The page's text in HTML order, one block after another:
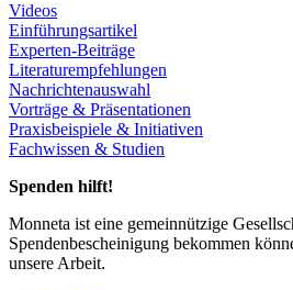
Videos
Einführungsartikel
Experten-Beiträge
Literaturempfehlungen
Nachrichtenauswahl
Vorträge & Präsentationen
Praxisbeispiele & Initiativen
Fachwissen & Studien
Spenden hilft!
Monneta ist eine gemeinnützige
Spendenbescheinigung bekommen
unsere Arbeit.